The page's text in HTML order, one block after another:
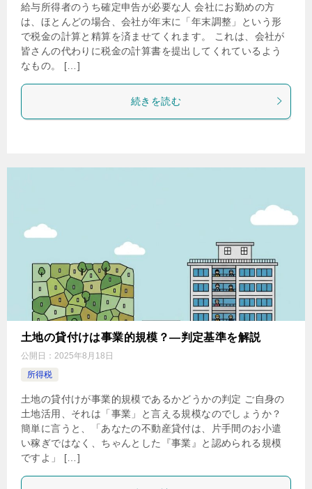
給与所得者のうち確定申告が必要な人 会社にお勤めの方
は、ほとんどの場合、会社が年末に「年末調整」という形
で税金の計算と精算を済ませてくれます。 これは、会社が
皆さんの代わりに税金の計算書を提出してくれているよう
なもの。 […]
続きを読む
土地の貸付けは事業的規模？―判定基準を解説
公開日： 2025年8月18日
所得税
土地の貸付けが事業的規模であるかどうかの判定 ご自身の
土地活用、それは「事業」と言える規模なのでしょうか？
簡単に言うと、「あなたの不動産貸付は、片手間のお小遣
い稼ぎではなく、ちゃんとした『事業』と認められる規模
ですよ」 […]